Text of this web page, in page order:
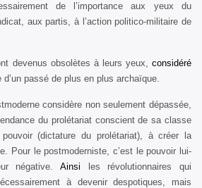
de l’importance aux yeux du
aux partis, à l’action politico-militaire de
devenus obsolètes à leurs yeux, considéré
passé de plus en plus archaïque.
considère non seulement dépassée,
du prolétariat conscient de sa classe
(dictature du prolétariat), à créer la
Pour le postmoderniste, c’est le pouvoir lui-
négative. Ainsi les révolutionnaires qui
à devenir despotiques, mais